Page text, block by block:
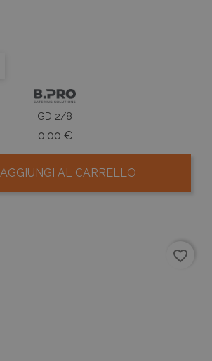
GD 2/8
0,00 €Prezzo
AGGIUNGI AL CARRELLO
favorite_border